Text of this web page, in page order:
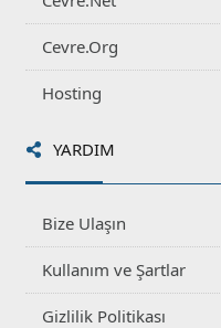
Cevre.Org
Hosting
YARDIM
Bize Ulaşın
Kullanım ve Şartlar
Gizlilik Politikası